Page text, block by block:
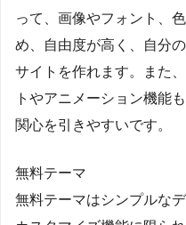
って、画像やフォント、
め、自由度が高く、自分
サイトを作れます。また
トやアニメーション機能
関心を引きやすいです。
無料テーマ
無料テーマはシンプルな